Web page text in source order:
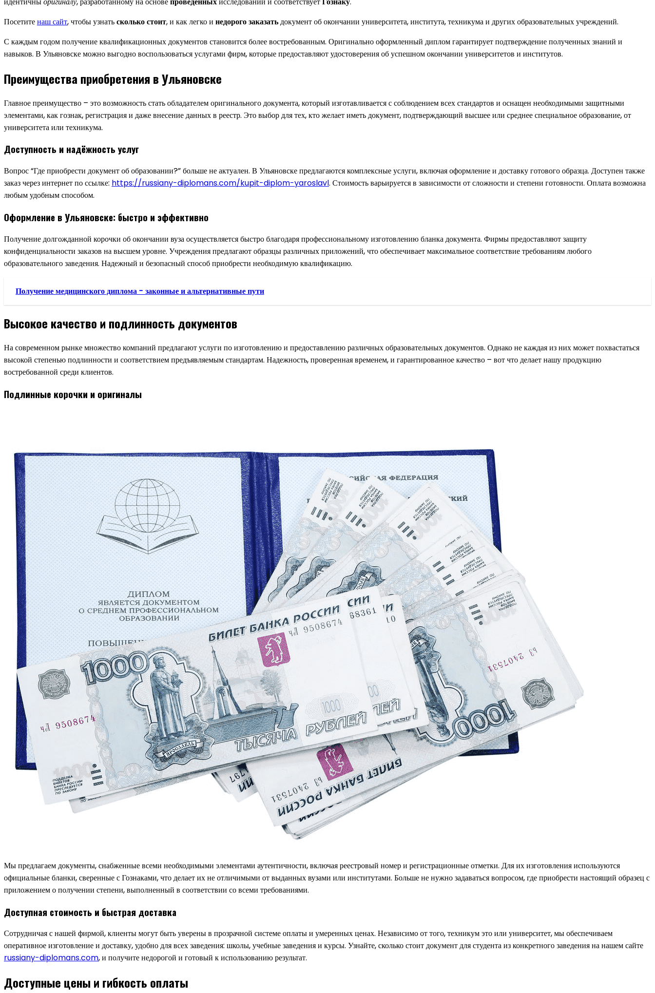
Посетитенаш сайт, чтобы узнатьсколько стоит, и как легко и недорогозаказатьдокумент об окончании университета, института, техникума и других образовательных учреждений.
С каждым годом получение квалификационных документов становится более востребованным. Оригинально оформленный диплом гарантирует подтверждение полученных знаний и
навыков. В Ульяновске можно выгодно воспользоваться услугами фирм, которые предоставляют удостоверения об успешном окончании университетов и институтов.
Преимущества приобретения в Ульяновске
Главное преимущество – это возможность стать обладателем оригинального документа, который изготавливается с соблюдением всех стандартов и оснащен необходимыми защитными
элементами, как гознак, регистрация и даже внесение данных в реестр. Это выбор для тех, кто желает иметь документ, подтверждающий высшее или среднее специальное образование, от
университета или техникума.
Доступность и надёжность услуг
Вопрос “Где приобрести документ об образовании?” больше не актуален. В Ульяновске предлагаются комплексные услуги, включая оформление и доставку готового образца. Доступен также
заказ через интернет по ссылке: https://russiany-diplomans.com/kupit-diplom-yaroslavl. Стоимость варьируется в зависимости от сложности и степени готовности. Оплата возможна
любым удобным способом.
Оформление в Ульяновске: быстро и эффективно
Получение долгожданной корочки об окончании вуза осуществляется быстро благодаря профессиональному изготовлению бланка документа. Фирмы предоставляют защиту
конфиденциальности заказов на высшем уровне. Учреждения предлагают образцы различных приложений, что обеспечивает максимальное соответствие требованиям любого
образовательного заведения. Надежный и безопасный способ приобрести необходимую квалификацию.
Получение медицинского диплома - законные и альтернативные пути
Высокое качество и подлинность документов
На современном рынке множество компаний предлагают услуги по изготовлению и предоставлению различных образовательных документов. Однако не каждая из них может похвастаться
высокой степенью подлинности и соответствием предъявляемым стандартам. Надежность, проверенная временем, и гарантированное качество – вот что делает нашу продукцию
востребованной среди клиентов.
Подлинные корочки и оригиналы
Мы предлагаем документы, снабженные всеми необходимыми элементами аутентичности, включая реестровый номер и регистрационные отметки. Для их изготовления используются
официальные бланки, сверенные с Гознаками, что делает их не отличимыми от выданных вузами или институтами. Больше не нужно задаваться вопросом, где приобрести настоящий образец с
приложением о получении степени, выполненный в соответствии со всеми требованиями.
Доступная стоимость и быстрая доставка
Сотрудничая с нашей фирмой, клиенты могут быть уверены в прозрачной системе оплаты и умеренных ценах. Независимо от того, техникум это или университет, мы обеспечиваем
оперативное изготовление и доставку, удобно для всех заведения: школы, учебные заведения и курсы. Узнайте, сколько стоит документ для студента из конкретного заведения на нашем сайте
russiany-diplomans.com, и получите недорогой и готовый к использованию результат.
Доступные цены и гибкость оплаты